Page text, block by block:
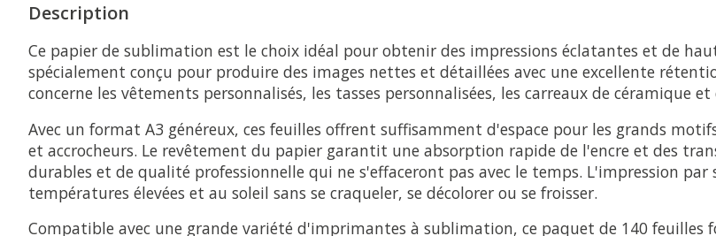
Description
Ce papier de sublimation est le choix idéal pour obtenir des impressions éclatantes et de
spécialement conçu pour produire des images nettes et détaillées avec une excellente
concerne les vêtements personnalisés, les tasses personnalisées, les carreaux de céramique
Avec un format A3 généreux, ces feuilles offrent suffisamment d'espace pour les grands
et accrocheurs. Le revêtement du papier garantit une absorption rapide de l'encre et des
durables et de qualité professionnelle qui ne s'effaceront pas avec le temps. L'impression
températures élevées et au soleil sans se craqueler, se décolorer ou se froisser.
Compatible avec une grande variété d'imprimantes à sublimation, ce paquet de 140